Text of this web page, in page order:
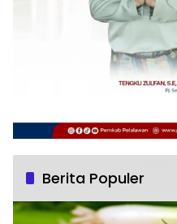
Berita Populer